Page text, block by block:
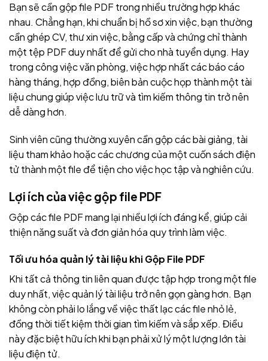
Bạn sẽ cần gộp file PDF trong nhiều trường hợp khác
nhau. Chẳng hạn, khi chuẩn bị hồ sơ xin việc, bạn thường
cần ghép CV, thư xin việc, bằng cấp và chứng chỉ thành
một tệp PDF duy nhất để gửi cho nhà tuyển dụng. Hay
trong công việc văn phòng, việc hợp nhất các báo cáo
hàng tháng, hợp đồng, biên bản cuộc họp thành một tài
liệu chung giúp việc lưu trữ và tìm kiếm thông tin trở nên
dễ dàng hơn.
Sinh viên cũng thường xuyên cần gộp các bài giảng, tài
liệu tham khảo hoặc các chương của một cuốn sách điện
tử thành một file để tiện cho việc học tập và nghiên cứu.
Lợi ích của việc gộp file PDF
Gộp các file PDF mang lại nhiều lợi ích đáng kể, giúp cải
thiện năng suất và đơn giản hóa quy trình làm việc.
Tối ưu hóa quản lý tài liệu khi Gộp File PDF
Khi tất cả thông tin liên quan được tập hợp trong một file
duy nhất, việc quản lý tài liệu trở nên gọn gàng hơn. Bạn
không còn phải lo lắng về việc thất lạc các file nhỏ lẻ,
đồng thời tiết kiệm thời gian tìm kiếm và sắp xếp. Điều
này đặc biệt hữu ích khi bạn phải xử lý một lượng lớn tài
liệu điện tử.